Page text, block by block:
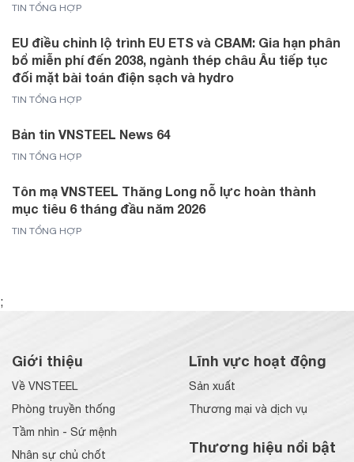
TIN TỔNG HỢP
EU điều chỉnh lộ trình EU ETS và CBAM: Gia hạn phân
bổ miễn phí đến 2038, ngành thép châu Âu tiếp tục
đối mặt bài toán điện sạch và hydro
TIN TỔNG HỢP
Bản tin VNSTEEL News 64
TIN TỔNG HỢP
Tôn mạ VNSTEEL Thăng Long nỗ lực hoàn thành
mục tiêu 6 tháng đầu năm 2026
TIN TỔNG HỢP
;
Giới thiệu
Về VNSTEEL
Phòng truyền thống
Tầm nhìn - Sứ mệnh
Nhân sự chủ chốt
Lĩnh vực hoạt động
Sản xuất
Thương mại và dịch vụ
Thương hiệu nổi bật